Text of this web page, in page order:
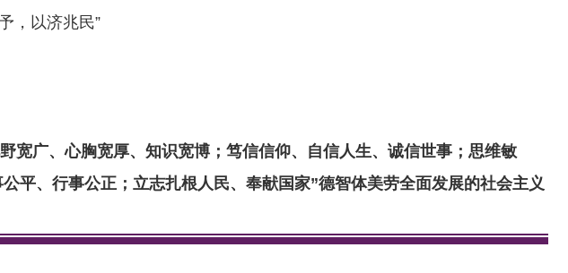
，以济兆民”
宽广、心胸宽厚、知识宽博；笃信信仰、自信人生、诚信世事；思维敏
平、行事公正；立志扎根人民、奉献国家”德智体美劳全面发展的社会主义